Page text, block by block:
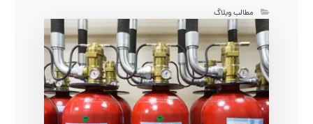
مطالب وبلاگ